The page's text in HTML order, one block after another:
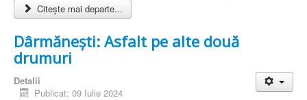
Citește mai departe...
Dârmănești: Asfalt pe alte două
drumuri
Detalii
Publicat: 09 Iulie 2024